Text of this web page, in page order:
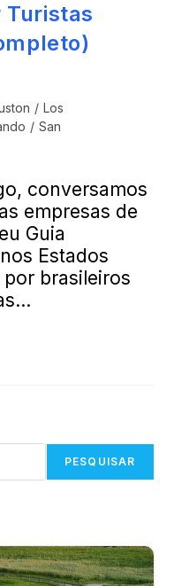
Turistas
/ Los
/ San
conversamos
empresas de
Guia
Estados
brasileiros
PESQUISAR